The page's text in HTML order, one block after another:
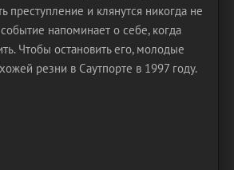
и клянутся никогда не
напоминает о себе, когда
Чтобы остановить его, молодые
резни в Саутпорте в 1997 году.